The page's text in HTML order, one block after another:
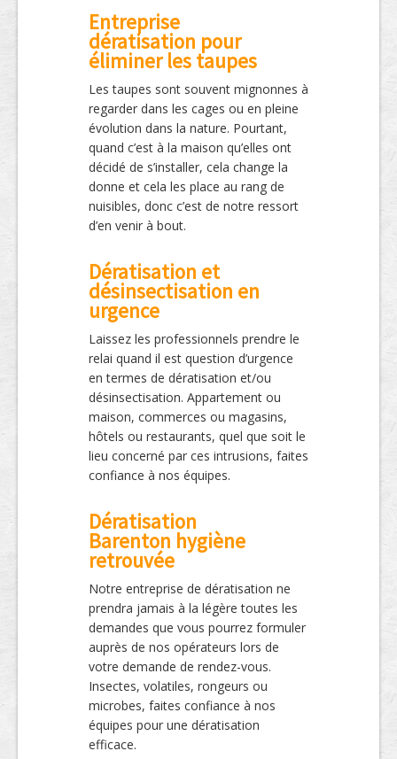
Entreprise
dératisation pour
éliminer les taupes
Les taupes sont souvent mignonnes à
regarder dans les cages ou en pleine
évolution dans la nature. Pourtant,
quand c’est à la maison qu’elles ont
décidé de s’installer, cela change la
donne et cela les place au rang de
nuisibles, donc c’est de notre ressort
d’en venir à bout.
Dératisation et
désinsectisation en
urgence
Laissez les professionnels prendre le
relai quand il est question d’urgence
en termes de dératisation et/ou
désinsectisation. Appartement ou
maison, commerces ou magasins,
hôtels ou restaurants, quel que soit le
lieu concerné par ces intrusions, faites
confiance à nos équipes.
Dératisation
Barenton hygiène
retrouvée
Notre entreprise de dératisation ne
prendra jamais à la légère toutes les
demandes que vous pourrez formuler
auprès de nos opérateurs lors de
votre demande de rendez-vous.
Insectes, volatiles, rongeurs ou
microbes, faites confiance à nos
équipes pour une dératisation
efficace.